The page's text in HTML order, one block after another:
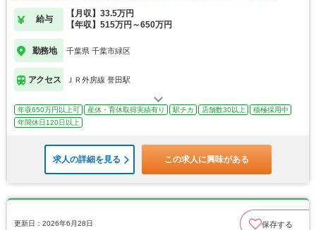
給与
【月収】33.5万円
【年収】515万円～650万円
勤務地 千葉県 千葉市緑区
アクセス ＪＲ外房線 誉田駅
年収650万円以上可 産休・育休取得実績有り 駅チカ 店舗数30以上
積極採用中
年間休日120日以上
求人の詳細を見る この求人に興味がある
更新日：2026年6月28日 保存する